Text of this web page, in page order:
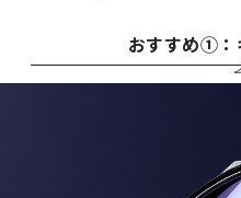
おすすめ①：